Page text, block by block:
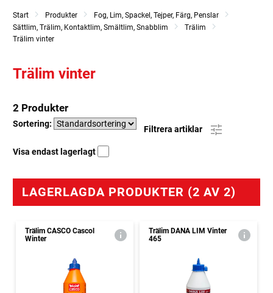
Start Produkter
Fog, Lim, Spackel, Tejper, Färg, Penslar
Sättlim, Trälim, Kontaktlim, Smältlim, Snabblim
Trälim
Trälim vinter
Trälim vinter
2 Produkter
Sortering:
Filtrera artiklar
Visa endast lagerlagt
LAGERLAGDA PRODUKTER (2 AV 2)
Trälim CASCO Cascol
Winter
Trälim DANA LIM Vinter
465